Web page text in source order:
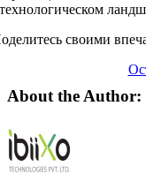
технологическом
своими
About the Author: